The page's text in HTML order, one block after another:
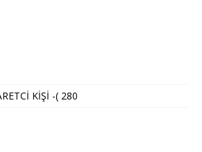
KİŞİ -( 280